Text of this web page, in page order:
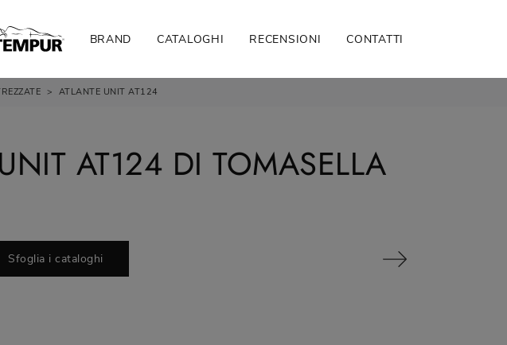
BRAND CATALOGHI RECENSIONI CONTATTI
> ATLANTE UNIT AT124
AT124 DI TOMASELLA
Sfoglia i cataloghi